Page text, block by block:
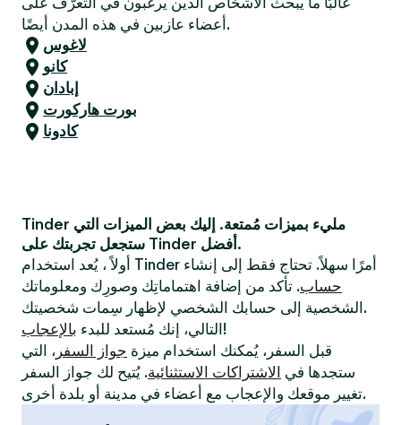
أعضاء عازبين في هذه المدن أيضًا.
لاغوس
كانو
إبادان
بورت هاركورت
كادونا
Tinder مليء بميزات مُمتعة. إليك بعض الميزات التي
ستجعل تجربتك على Tinder أفضل.
أولاً ، يُعد استخدام Tinder أمرًا سهلاً. تحتاج فقط إلى إنشاء
حساب. تأكد من إضافة اهتماماتِك وصورِك ومعلوماتك
الشخصية إلى حسابك الشخصي لإظهار سِمات شخصيتك.
التالي، إنك مُستعد للبدء بالإعجاب
!
قبل السفر، يُمكنك استخدام ميزة جواز السفر ، التي
ستجدها في الاشتراكات الاستثنائية. يُتيح لك جواز السفر
تغيير موقعك والإعجاب مع أعضاء في مدينة أو بلدة أخرى.